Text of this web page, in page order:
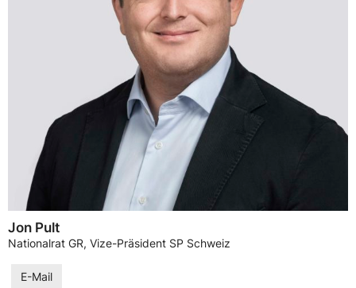
Jon Pult
Nationalrat GR, Vize-Präsident SP Schweiz
E-Mail